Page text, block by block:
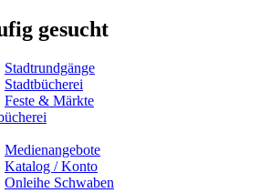
gesucht
Stadtrundgänge
Stadtbücherei
Feste & Märkte
Medienangebote
Katalog / Konto
Onleihe Schwaben